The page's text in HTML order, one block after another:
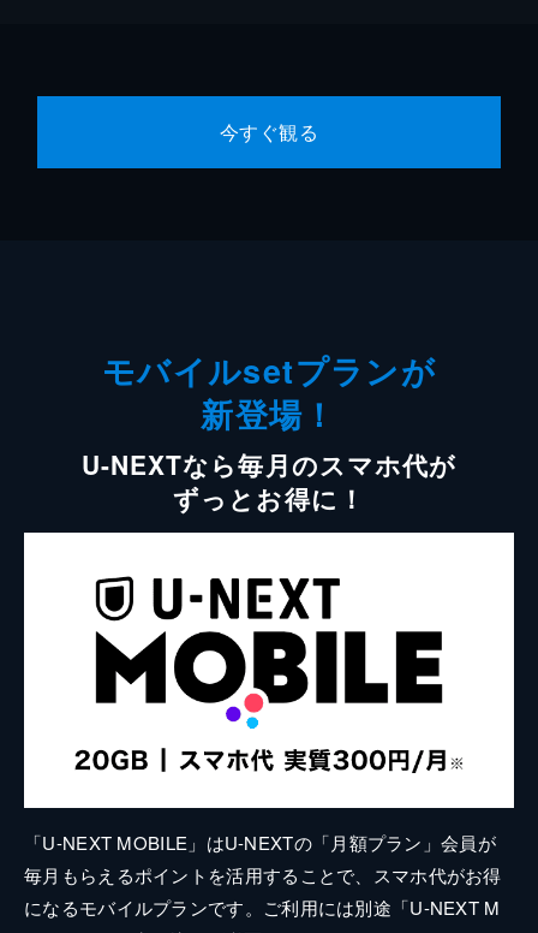
今すぐ観る
モバイルsetプランが
新登場！
U-NEXTなら毎月のスマホ代が
ずっとお得に！
「U-NEXT MOBILE」はU-NEXTの「月額プラン」会員が
毎月もらえるポイントを活用することで、スマホ代がお得
になるモバイルプランです。ご利用には別途「U-NEXT M